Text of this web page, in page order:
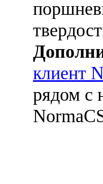
клиент
рядом с